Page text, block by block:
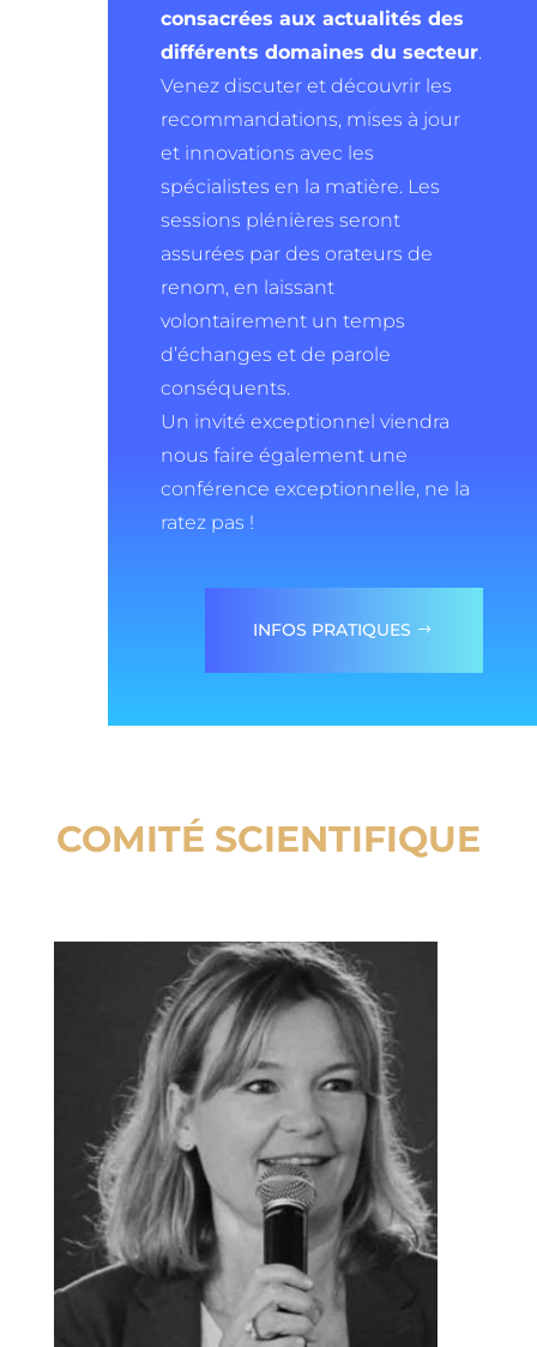
consacrées aux actualités des
différents domaines du secteur.
Venez discuter et découvrir les
recommandations, mises à jour
et innovations avec les
spécialistes en la matière. Les
sessions plénières seront
assurées par des orateurs de
renom, en laissant
volontairement un temps
d’échanges et de parole
conséquents.
Un invité exceptionnel viendra
nous faire également une
conférence exceptionnelle, ne la
ratez pas !
INFOS PRATIQUES
COMITÉ SCIENTIFIQUE